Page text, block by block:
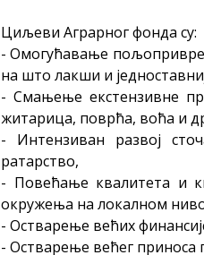
Циљеви Аграрног фонда су:
- Омогућавање
на што лакши и
- Смањење екстензивне
житарица, поврћа, воћа и
- Интензиван развој
ратарство,
- Повећање квалитета и
окружења на локалном
- Остварење већих
- Остварење већег